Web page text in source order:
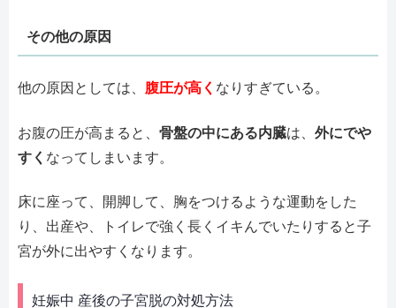
その他の原因
他の原因としては、 腹圧が高く なりすぎている。
お腹の圧が高まると、 骨盤の中にある内臓は、 外にでや
すく なってしまいます。
床に座って、開脚して、胸をつけるような運動をした
り、出産や、トイレで強く長くイキんでいたりすると子
宮が外に出やすくなります。
妊娠中 産後の子宮脱の対処方法